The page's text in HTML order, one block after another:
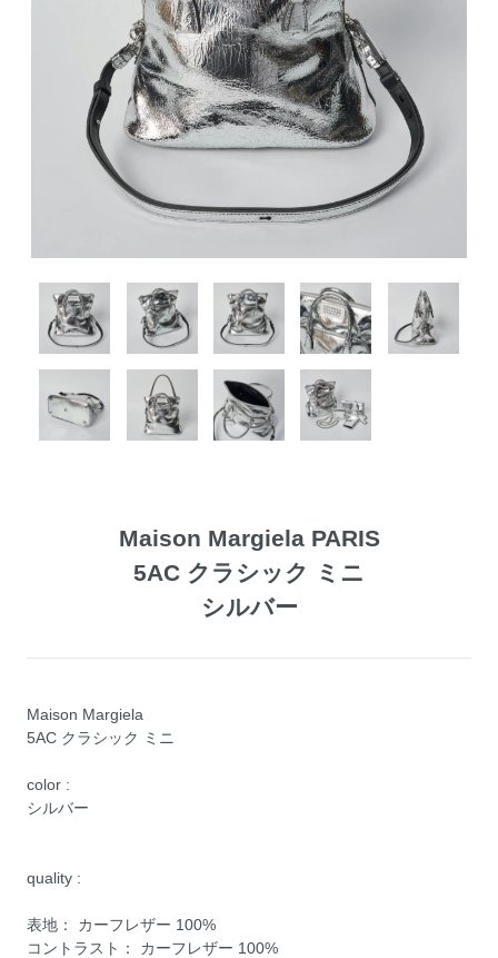
Maison Margiela PARIS
5AC クラシック ミニ
シルバー
Maison Margiela
5AC クラシック ミニ
color :
シルバー
quality :
表地： カーフレザー 100%
コントラスト： カーフレザー 100%